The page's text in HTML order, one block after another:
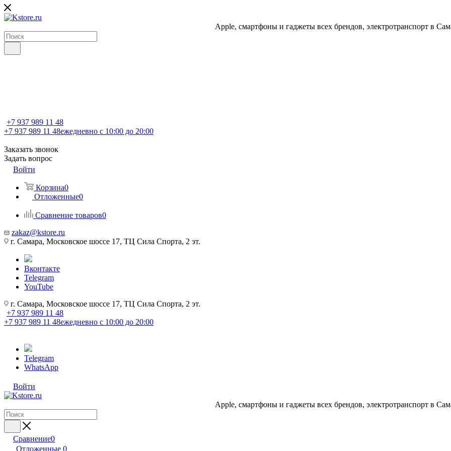
Apple, cмартфоны и гаджеты всех брендов, электротранспорт в
+7 937 989 11 48
+7 937 989 11 48ежедневно с 10:00 до 20:00
Заказать звонок
Задать вопрос
Войти
Корзина0
Отложенные0
Сравнение товаров0
zakaz@kstore.ru
г. Самара, Московское шоссе 17, ТЦ Сила Спорта, 2 эт.
Вконтакте
Telegram
YouTube
г. Самара, Московское шоссе 17, ТЦ Сила Спорта, 2 эт.
+7 937 989 11 48
+7 937 989 11 48ежедневно с 10:00 до 20:00
Telegram
WhatsApp
Войти
Apple, cмартфоны и гаджеты всех брендов, электротранспорт в
Сравнение0
Отложенные 0